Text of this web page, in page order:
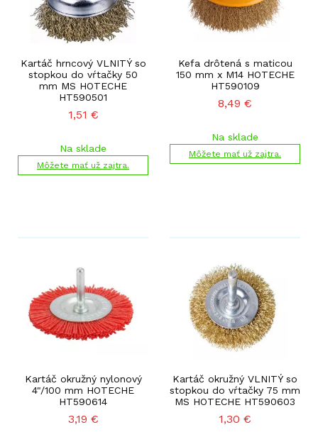
Kartáč hrncový VLNITÝ so
stopkou do vŕtačky 50
mm MS HOTECHE
HT590501
1,51 €
Na sklade
Môžete mať už zajtra.
Kefa drôtená s maticou
150 mm x M14 HOTECHE
HT590109
8,49 €
Na sklade
Môžete mať už zajtra.
Kartáč okružný nylonový
4"/100 mm HOTECHE
HT590614
3,19 €
Kartáč okružný VLNITÝ so
stopkou do vŕtačky 75 mm
MS HOTECHE HT590603
1,30 €